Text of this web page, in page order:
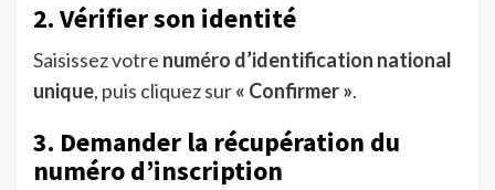
2. Vérifier son identité
Saisissez votre numéro d’identification national
unique, puis cliquez sur« Confirmer ».
3. Demander la récupération du
numéro d’inscription